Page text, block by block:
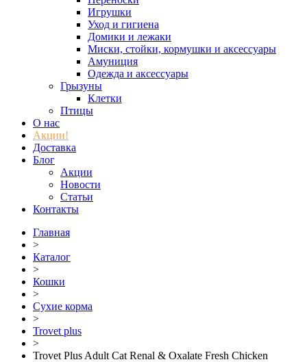
Игрушки
Уход и гигиена
Домики и лежаки
Миски, стойки, кормушки и аксессуары
Амуниция
Одежда и аксессуары
Грызуны
Клетки
Птицы
О нас
Акции!
Доставка
Блог
Акции
Новости
Статьи
Контакты
Главная
>
Каталог
>
Кошки
>
Сухие корма
>
Trovet plus
>
Trovet Plus Adult Cat Renal & Oxalate Fresh Chicken